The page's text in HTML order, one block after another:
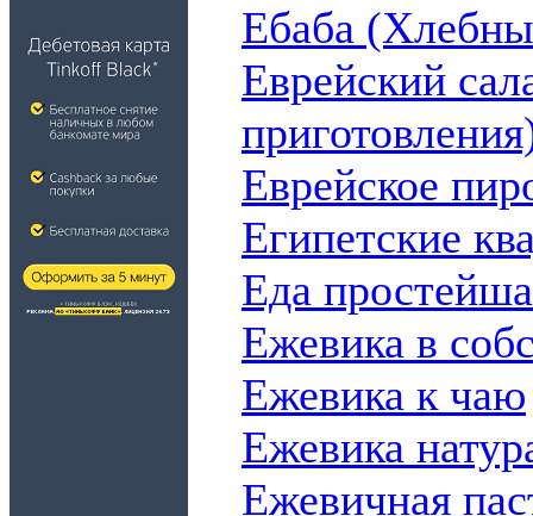
Ебаба
Еврейский
Еврейское
Египетские
Еда
Ежевика в
Ежевика к чаю
Ежевика
Ежевичная